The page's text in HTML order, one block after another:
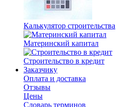
Калькулятор строительства
Материнский капитал
Строительство в кредит
Заказчику
Оплата и доставка
Отзывы
Цены
Словарь терминов